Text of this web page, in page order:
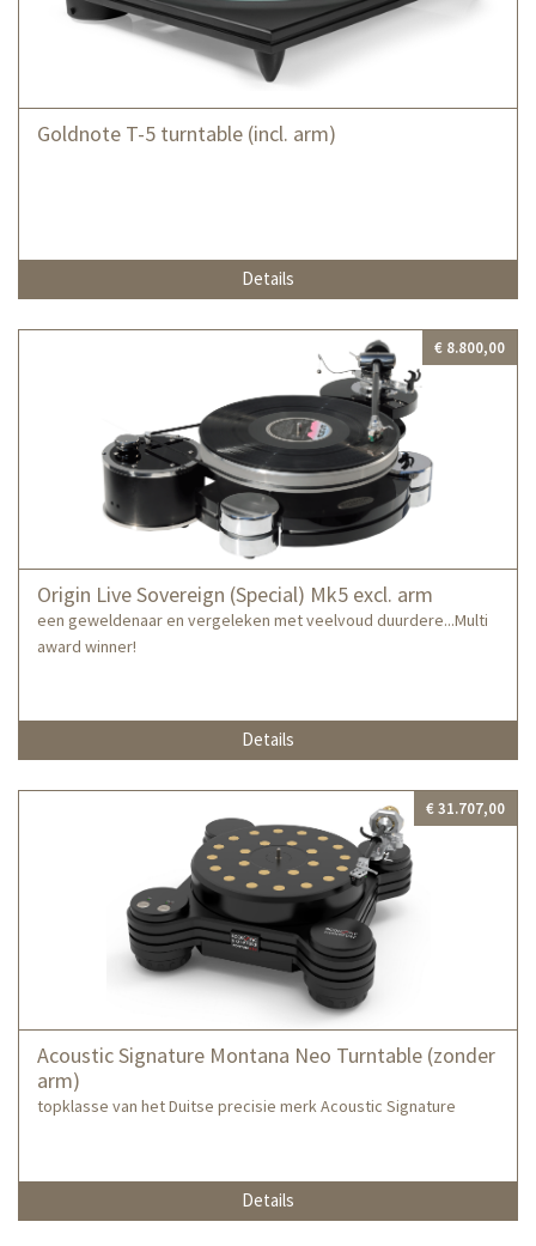
Goldnote T-5 turntable (incl. arm)
Details
Origin Live Sovereign (Special) Mk5 excl. arm
een geweldenaar en vergeleken met veelvoud duurdere...Multi
award winner!
€ 8.800,00
Details
Acoustic Signature Montana Neo Turntable (zonder
arm)
topklasse van het Duitse precisie merk Acoustic Signature
€ 31.707,00
Details